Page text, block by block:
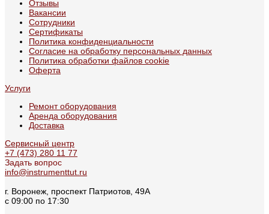
Отзывы
Вакансии
Сотрудники
Сертификаты
Политика конфиденциальности
Согласие на обработку персональных данных
Политика обработки файлов cookie
Оферта
Услуги
Ремонт оборудования
Аренда оборудования
Доставка
Сервисный центр
+7 (473) 280 11 77
Задать вопрос
info@instrumenttut.ru
г. Воронеж, проспект Патриотов, 49А
с 09:00 по 17:30